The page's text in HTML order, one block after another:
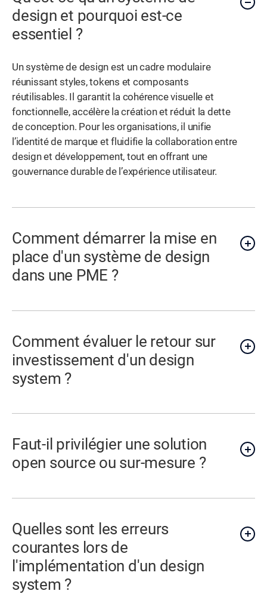
design et pourquoi est-ce
essentiel ?
Un système de design est un cadre modulaire
réunissant styles, tokens et composants
réutilisables. Il garantit la cohérence visuelle et
fonctionnelle, accélère la création et réduit la dette
de conception. Pour les organisations, il unifie
l’identité de marque et fluidifie la collaboration entre
design et développement, tout en offrant une
gouvernance durable de l’expérience utilisateur.
Comment démarrer la mise en
place d'un système de design
dans une PME ?
Comment évaluer le retour sur
investissement d'un design
system ?
Faut-il privilégier une solution
open source ou sur-mesure ?
Quelles sont les erreurs
courantes lors de
l'implémentation d'un design
system ?